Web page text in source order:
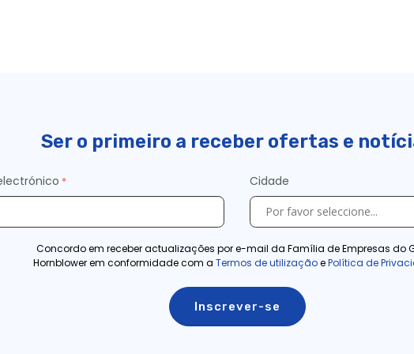
Ser o primeiro a receber ofertas e
Cidade
Concordo em receber actualizações por e-mail da Família de Empresas do
Hornblower em conformidade com a Termos de utilizaçãoePolítica de